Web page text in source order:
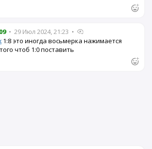
• 29 Июл 2024, 21:23 •
1:8 это иногда восьмерка нажимается
чтоб 1:0 поставить